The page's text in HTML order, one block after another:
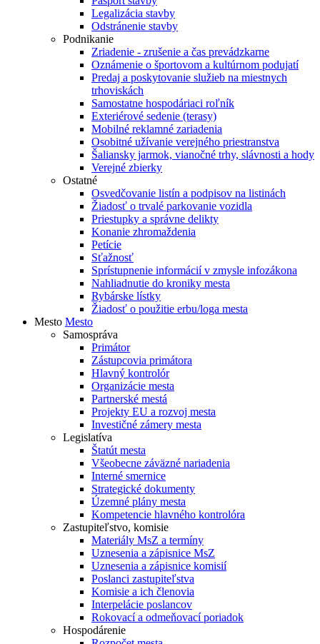
Legalizácia stavby
Odstránenie stavby
Podnikanie
Zriadenie - zrušenie a čas prevádzkarne
Oznámenie o športovom a kultúrnom podujatí
Predaj a poskytovanie služieb na miestnych
trhoviskách
Samostatne hospodáriaci roľník
Exteriérové sedenie (terasy)
Mobilné reklamné zariadenia
Osobitné užívanie verejného priestranstva
Šaliansky jarmok, vianočné trhy, slávnosti a hody
Verejné zbierky
Ostatné
Osvedčovanie listín a podpisov na listinách
Žiadosť o trvalé parkovanie vozidla
Priestupky a správne delikty
Konanie zhromaždenia
Petície
Sťažnosť
Sprístupnenie informácií v zmysle infozákona
Nahliadnutie do kroniky mesta
Rybárske lístky
Žiadosť o použitie erbu/loga mesta
Mesto Mesto
Samospráva
Primátor
Zástupcovia primátora
Hlavný kontrolór
Organizácie mesta
Partnerské mestá
Projekty EU a rozvoj mesta
Investičné zámery mesta
Legislatíva
Štatút mesta
Všeobecne záväzné nariadenia
Interné smernice
Strategické dokumenty
Územné plány mesta
Kompetencie hlavného kontrolóra
Zastupiteľstvo, komisie
Materiály MsZ a termíny
Uznesenia a zápisnice MsZ
Uznesenia a zápisnice komisií
Poslanci zastupiteľstva
Komisie a ich členovia
Interpelácie poslancov
Rokovací a odmeňovací poriadok
Hospodárenie